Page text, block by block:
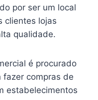
por ser um local
clientes lojas
qualidade.
é procurado
fazer compras de
estabelecimentos